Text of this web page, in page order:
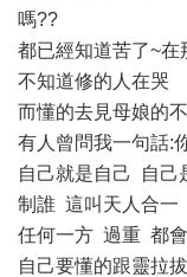
嗎??
都已經知道苦了~
不知道修的人在哭
而懂的去見母娘的
有人曾問我一句話:
自己就是自己 自己
制誰 這叫天人合一
任何一方 過重 都
自己要懂的跟靈拉